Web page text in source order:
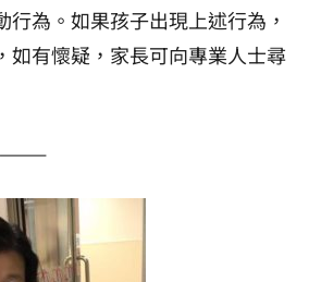
行為。如果孩子出現上述行為，
如有懷疑，家長可向專業人士尋